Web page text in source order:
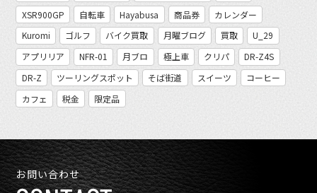
XSR900GP
自転車 Hayabusa 商品券
カレンダー
Kuromi
ゴルフ バイク買取 月曜ブログ 買取
U_29
アプリリア
NFR-01 月ブロ 極上車 クリパ
DR-Z4S
DR-Z
ツーリングスポット そば街道 スイーツ
コーヒー
カフェ
税金 限定品
お問い合わせ